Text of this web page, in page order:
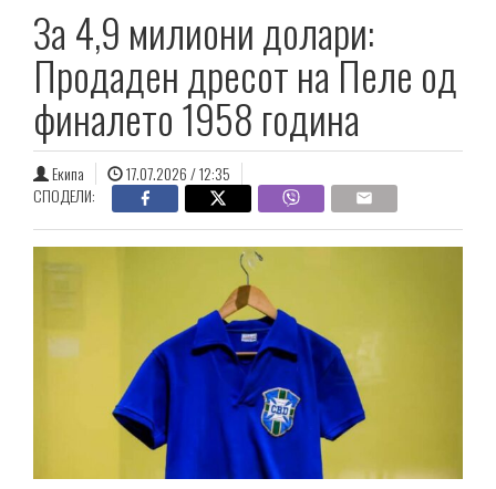
За 4,9 милиони долари:
Продаден дресот на Пеле од
финалето 1958 година
Екипа
17.07.2026 / 12:35
СПОДЕЛИ: